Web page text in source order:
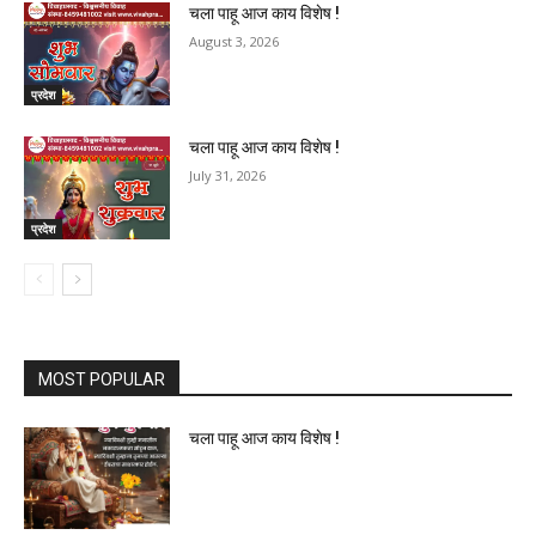
प्रदेश
चला पाहू आज काय विशेष !
August 3, 2026
प्रदेश
चला पाहू आज काय विशेष !
July 31, 2026
MOST POPULAR
चला पाहू आज काय विशेष !